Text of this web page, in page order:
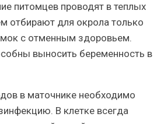
питомцев проводят в теплых
отбирают для окрола только
с отменным здоровьем.
выносить беременность в
в маточнике необходимо
В клетке всегда